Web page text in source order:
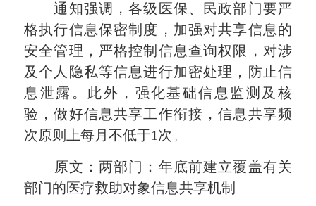
通知强调，各级医保、民政部门要严
格执行信息保密制度，加强对共享信息的
安全管理，严格控制信息查询权限，对涉
及个人隐私等信息进行加密处理，防止信
息泄露。此外，强化基础信息监测及核
验，做好信息共享工作衔接，信息共享频
次原则上每月不低于1次。
原文：两部门：年底前建立覆盖有关
部门的医疗救助对象信息共享机制